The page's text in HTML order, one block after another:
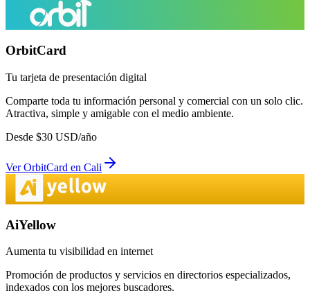
OrbitCard
Tu tarjeta de presentación digital
Comparte toda tu información personal y comercial con un solo clic.
Atractiva, simple y amigable con el medio ambiente.
Desde $30 USD/año
VerOrbitCard en Cali
AiYellow
Aumenta tu visibilidad en internet
Promoción de productos y servicios en directorios especializados,
indexados con los mejores buscadores.